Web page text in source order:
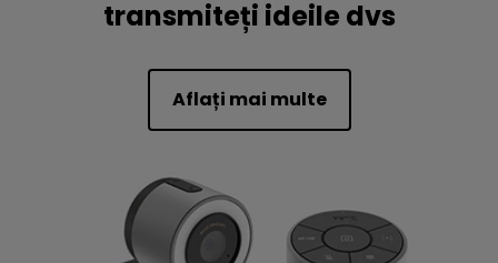
transmiteți ideile dvs
Aflați mai multe